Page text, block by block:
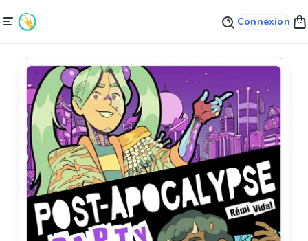
Connexion